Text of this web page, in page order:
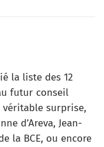
la liste des 12
futur conseil
véritable surprise,
d’Areva, Jean-
la BCE, ou encore